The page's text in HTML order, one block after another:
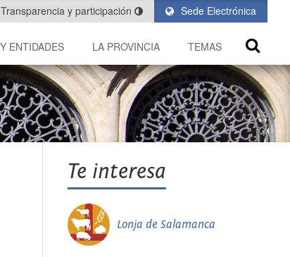
Sede Electrónica
Transparencia y participación
ENTIDADES LA PROVINCIA TEMAS
Te interesa
Lonja de Salamanca